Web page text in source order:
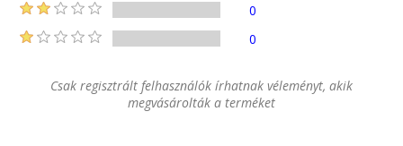
0
0
Csak regisztrált felhasználók írhatnak véleményt, akik
megvásárolták a terméket